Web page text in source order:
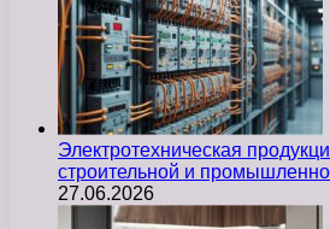
Электротехническая
строительной и
27.06.2026